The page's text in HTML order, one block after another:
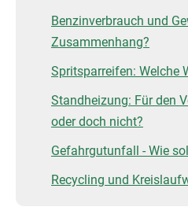
Benzinverbrauch und
Zusammenhang?
Spritsparreifen: Welche
Standheizung: Für den
oder doch nicht?
Gefahrgutunfall - Wie
Recycling und